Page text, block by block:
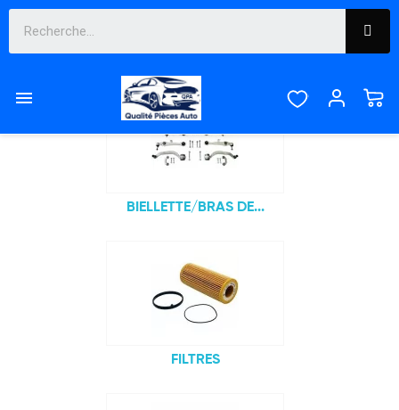

Sous-catégories
BIELLETTE/BRAS DE...
FILTRES